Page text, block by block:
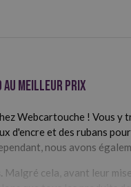
au meilleur prix
Webcartouche ! Vous y
d'encre et des rubans
nous avons
Malgré cela, avant leur